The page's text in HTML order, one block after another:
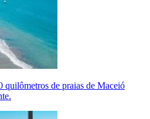
de praias de Maceió